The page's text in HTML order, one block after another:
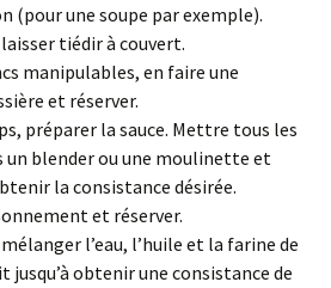
(pour une soupe par exemple).
tiédir à couvert.
manipulables, en faire une
et réserver.
préparer la sauce. Mettre tous les
un blender ou une moulinette et
la consistance désirée.
et réserver.
l’eau, l’huile et la farine de
obtenir une consistance de